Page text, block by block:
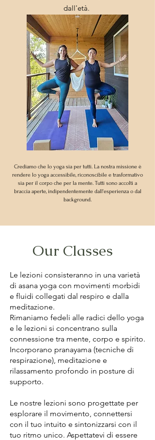
dall'età.
Crediamo che lo yoga sia per tutti. La nostra missione è
rendere lo yoga accessibile, riconoscibile e trasformativo
sia per il corpo che per la mente. Tutti sono accolti a
braccia aperte, indipendentemente dall'esperienza o dal
background.
Our Classes
Le lezioni consisteranno in una varietà
di asana yoga con movimenti morbidi
e fluidi collegati dal respiro e dalla
meditazione.
Rimaniamo fedeli alle radici dello yoga
e le lezioni si concentrano sulla
connessione tra mente, corpo e spirito.
Incorporano pranayama (tecniche di
respirazione), meditazione e
rilassamento profondo in posture di
supporto.
Le nostre lezioni sono progettate per
esplorare il movimento, connettersi
con il tuo intuito e sintonizzarsi con il
tuo ritmo unico. Aspettatevi di essere